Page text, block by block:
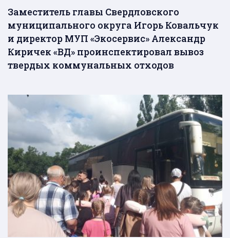
Заместитель главы Свердловского
муниципального округа Игорь Ковальчук
и директор МУП «Экосервис» Александр
Киричек «ВД» проинспектировал вывоз
твердых коммунальных отходов